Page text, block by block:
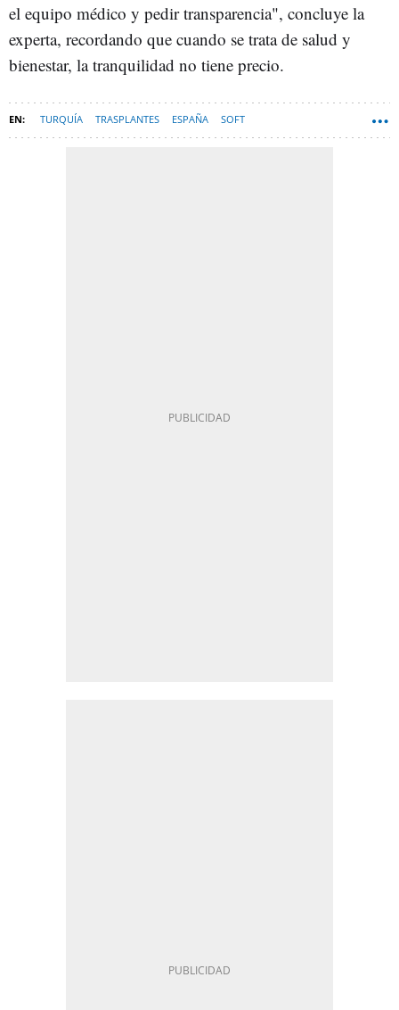
el equipo médico y pedir transparencia", concluye la
experta, recordando que cuando se trata de salud y
bienestar, la tranquilidad no tiene precio.
TURQUÍA TRASPLANTES ESPAÑA SOFT